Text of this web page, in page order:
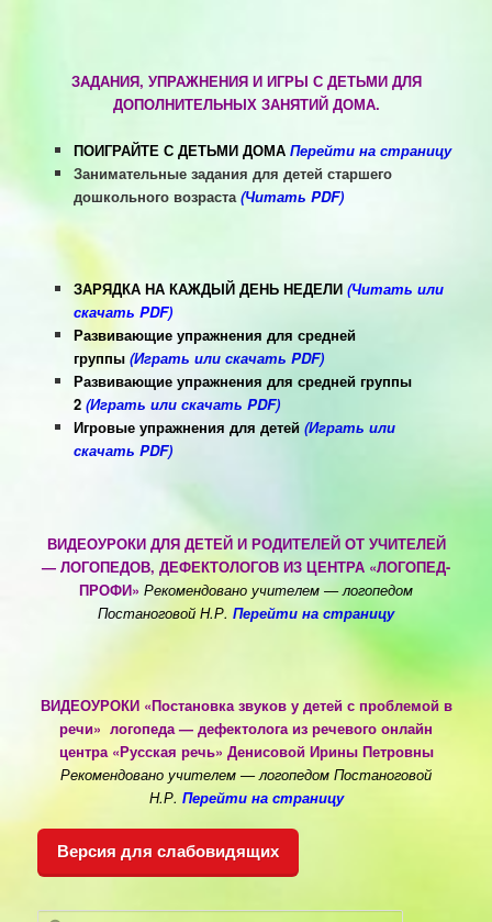
ЗАДАНИЯ, УПРАЖНЕНИЯ И ИГРЫ С ДЕТЬМИ ДЛЯ
ДОПОЛНИТЕЛЬНЫХ ЗАНЯТИЙ ДОМА.
ПОИГРАЙТЕ С ДЕТЬМИ ДОМА Перейти на страницу
Занимательные задания для детей старшего
дошкольного возраста(Читать PDF)
ЗАРЯДКА НА КАЖДЫЙ ДЕНЬ НЕДЕЛИ (Читать или
скачать PDF)
Развивающие упражнения для средней
группы (Играть или скачать PDF)
Развивающие упражнения для средней группы
2 (Играть или скачать PDF)
Игровые упражнения для детей (Играть или
скачать PDF)
ВИДЕОУРОКИ ДЛЯ ДЕТЕЙ И РОДИТЕЛЕЙ ОТ УЧИТЕЛЕЙ
— ЛОГОПЕДОВ, ДЕФЕКТОЛОГОВ ИЗ ЦЕНТРА «ЛОГОПЕД-
ПРОФИ» Рекомендовано учителем — логопедом
Постаноговой Н.Р. Перейти на страницу
ВИДЕОУРОКИ «Постановка звуков у детей с проблемой в
речи» логопеда — дефектолога из речевого онлайн
центра «Русская речь» Денисовой Ирины Петровны
Рекомендовано учителем — логопедом Постаноговой
Н.Р. Перейти на страницу
Версия для слабовидящих